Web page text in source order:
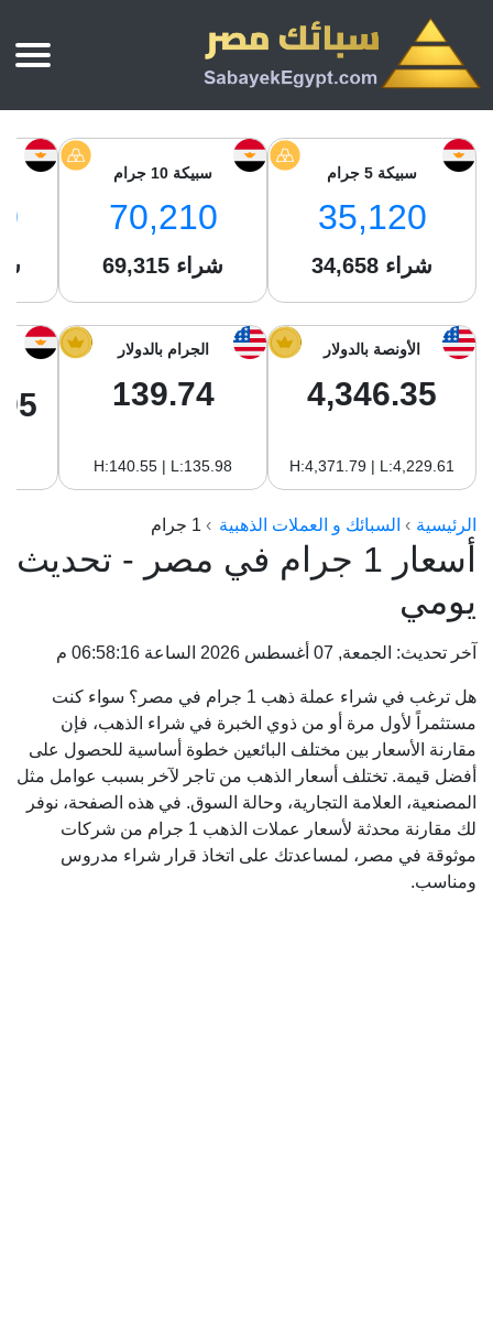
أسعار الذهب
سعر الذهب عيار 24
سعر جنيه الذهب
سبائك الذهب
بي تي سي
سام
سليمة جولد
سويس جولد
الراعي جولد
ماستر جولد
الجلا جولد
أسعار الفضة اليوم
سبائك الفضة
بي تي سي
جونير
نجم الدين
من نحن
سبيكة 5 جرام
35,120
34,658 شراء
سبيكة 10 جرام
70,210
69,315 شراء
الأونصة بالدولار
4,346.35
H:4,371.79 | L:4,229.61
الجرام بالدولار
139.74
H:140.55 | L:135.98
الرئيسية السبائك و العملات الذهبية 1 جرام
أسعار 1 جرام في مصر - تحديث
يومي
آخر تحديث: الجمعة, 07 أغسطس 2026 الساعة 06:58:16 م
هل ترغب في شراء عملة ذهب 1 جرام في مصر؟ سواء كنت
مستثمراً لأول مرة أو من ذوي الخبرة في شراء الذهب، فإن
مقارنة الأسعار بين مختلف البائعين خطوة أساسية للحصول على
أفضل قيمة. تختلف أسعار الذهب من تاجر لآخر بسبب عوامل مثل
المصنعية، العلامة التجارية، وحالة السوق. في هذه الصفحة، نوفر
لك مقارنة محدثة لأسعار عملات الذهب 1 جرام من شركات
موثوقة في مصر، لمساعدتك على اتخاذ قرار شراء مدروس
ومناسب.